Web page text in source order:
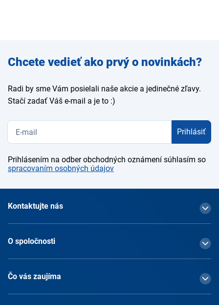
Zadajte
e-mail
Chcete vedieť ako prvý o novinkách?
Radi by sme Vám posielali naše akcie a jedinečné zľavy.
Stačí zadať Váš e-mail a je to :)
Prihlásiť
Prihlásením na odber obchodných oznámení súhlasím so
spracovaním osobných údajov
Kontaktujte nás
O spoločnosti
Čo vás zaujíma